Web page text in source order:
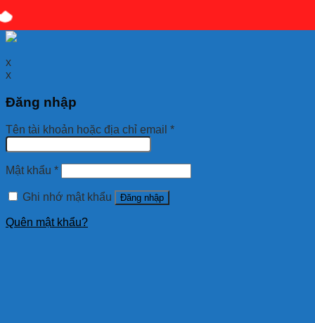
097
x
x
Đăng nhập
Tên tài khoản hoặc địa chỉ email *
Mật khẩu *
Ghi nhớ mật khẩu Đăng nhập
Quên mật khẩu?